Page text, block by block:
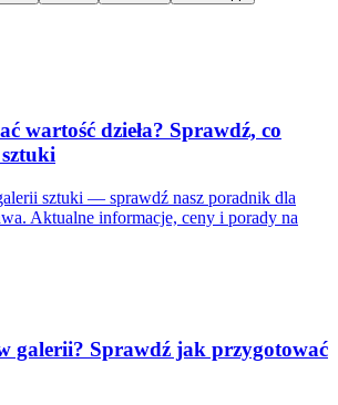
wartość dzieła? Sprawdź, co
sztuki — sprawdź nasz poradnik dla
Aktualne informacje, ceny i porady na
galerii? Sprawdź jak przygotować